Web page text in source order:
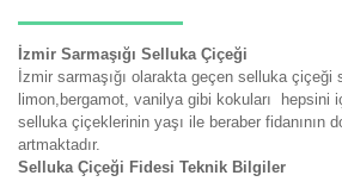
İzmir Sarmaşığı Selluka Çiçeği
İzmir sarmaşığı olarakta geçen selluka çiçeği
limon,bergamot, vanilya gibi kokuları hepsini
selluka çiçeklerinin yaşı ile beraber fidanının
artmaktadır.
Selluka Çiçeği Fidesi Teknik Bilgiler